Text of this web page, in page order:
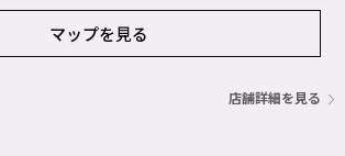
マップを見る
店舗詳細を見る